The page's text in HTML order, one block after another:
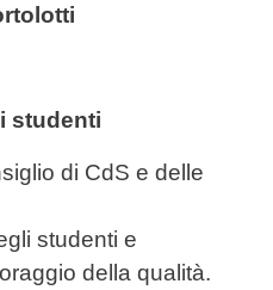
studenti
di CdS e delle
studenti e
della qualità.